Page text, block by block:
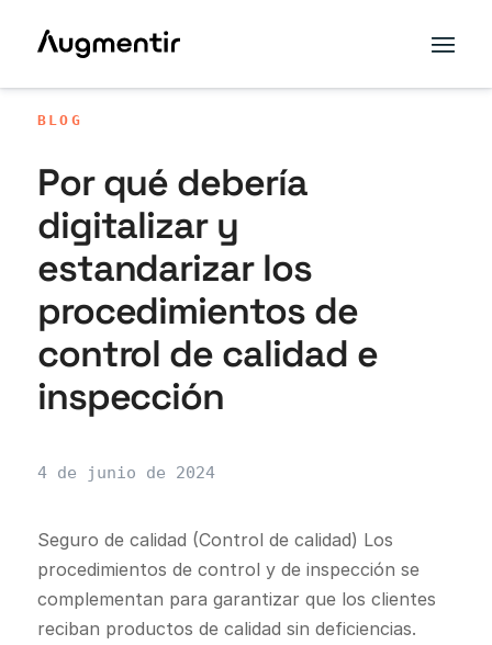
BLOG
Por qué debería
digitalizar y
estandarizar los
procedimientos de
control de calidad e
inspección
4 de junio de 2024
Seguro de calidad (Control de calidad) Los
procedimientos de control y de inspección se
complementan para garantizar que los clientes
reciban productos de calidad sin deficiencias.